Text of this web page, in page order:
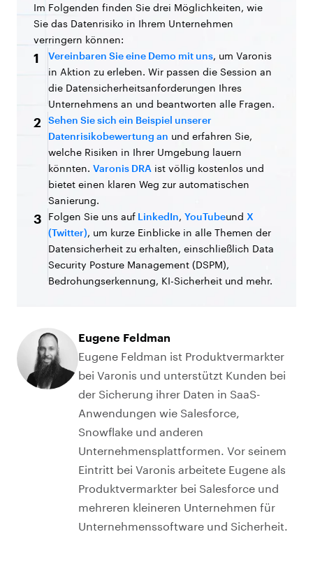
Im Folgenden finden Sie drei Möglichkeiten, wie
Sie das Datenrisiko in Ihrem Unternehmen
verringern können:
1 Vereinbaren Sie eine Demo mit uns, um Varonis
in Aktion zu erleben. Wir passen die Session an
die Datensicherheitsanforderungen Ihres
Unternehmens an und beantworten alle Fragen.
2
Sehen Sie sich ein Beispiel unserer
Datenrisikobewertung an und erfahren Sie,
welche Risiken in Ihrer Umgebung lauern
könnten. Varonis DRA ist völlig kostenlos und
bietet einen klaren Weg zur automatischen
Sanierung.
3 Folgen Sie uns auf LinkedIn, YouTubeund X
(Twitter), um kurze Einblicke in alle Themen der
Datensicherheit zu erhalten, einschließlich Data
Security Posture Management (DSPM),
Bedrohungserkennung, KI-Sicherheit und mehr.
Eugene Feldman
Eugene Feldman ist Produktvermarkter
bei Varonis und unterstützt Kunden bei
der Sicherung ihrer Daten in SaaS-
Anwendungen wie Salesforce,
Snowflake und anderen
Unternehmensplattformen. Vor seinem
Eintritt bei Varonis arbeitete Eugene als
Produktvermarkter bei Salesforce und
mehreren kleineren Unternehmen für
Unternehmenssoftware und Sicherheit.